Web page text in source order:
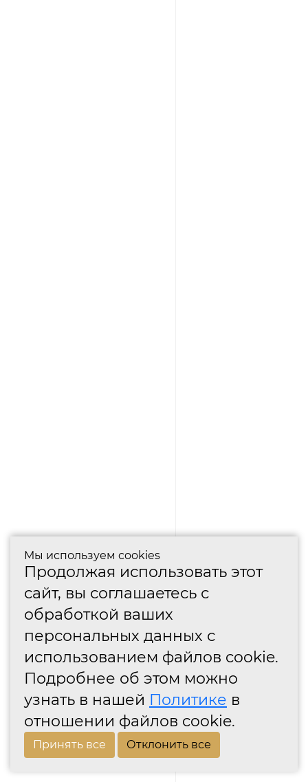
Мы используем cookies
Продолжая использовать этот
сайт, вы соглашаетесь с
обработкой ваших
персональных данных с
использованием файлов cookie.
Подробнее об этом можно
узнать в нашей Политике в
отношении файлов cookie.
Принять все Отклонить все